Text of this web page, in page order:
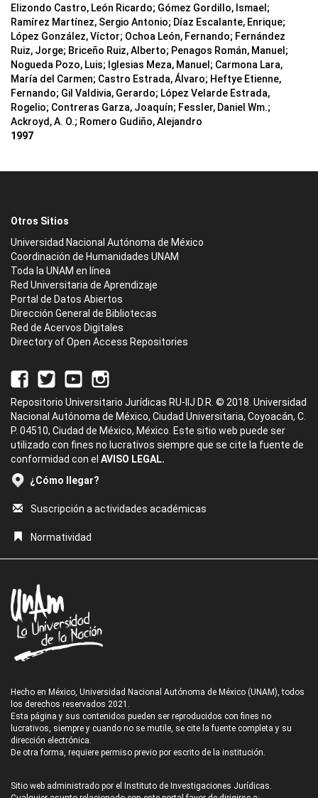
Elizondo Castro, León Ricardo; Gómez Gordillo, Ismael;
Ramírez Martínez, Sergio Antonio; Díaz Escalante, Enrique;
López González, Víctor; Ochoa León, Fernando; Fernández
Ruiz, Jorge; Briceño Ruiz, Alberto; Penagos Román, Manuel;
Nogueda Pozo, Luis; Iglesias Meza, Manuel; Carmona Lara,
María del Carmen; Castro Estrada, Álvaro; Heftye Etienne,
Fernando; Gil Valdivia, Gerardo; López Velarde Estrada,
Rogelio; Contreras Garza, Joaquín; Fessler, Daniel Wm.;
Ackroyd, A. O.; Romero Gudiño, Alejandro
1997
Otros Sitios
Universidad Nacional Autónoma de México
Coordinación de Humanidades UNAM
Toda la UNAM en línea
Red Universitaria de Aprendizaje
Portal de Datos Abiertos
Dirección General de Bibliotecas
Red de Acervos Digitales
Directory of Open Access Repositories
Repositorio Universitario Jurídicas RU-IIJ D.R. © 2018. Universidad
Nacional Autónoma de México, Ciudad Universitaria, Coyoacán, C.
P. 04510, Ciudad de México, México. Este sitio web puede ser
utilizado con fines no lucrativos siempre que se cite la fuente de
conformidad con el AVISO LEGAL.
¿Cómo llegar?
Suscripción a actividades académicas
Normatividad
Hecho en México, Universidad Nacional Autónoma de México (UNAM), todos
los derechos reservados 2021.
Esta página y sus contenidos pueden ser reproducidos con fines no
lucrativos, siempre y cuando no se mutile, se cite la fuente completa y su
dirección electrónica.
De otra forma, requiere permiso previo por escrito de la institución.
Sitio web administrado por el Instituto de Investigaciones Jurídicas.